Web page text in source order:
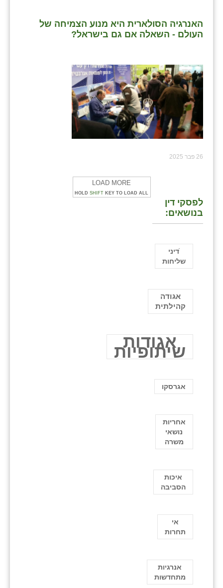
האנרגיה הסולארית היא מנוע הצמיחה של
העולם - השאלה אם גם בישראל?
26 פבר 2025
LOAD MORE
HOLD SHIFT KEY TO LOAD ALL
לפסקי דין
בנושאים:
ֿדיני
שליחות
אגודה
קהילתית
אגודות
שיתופיות
אגרסקו
אחריות
נושאי
משרה
איכות
הסביבה
אי
תחרות
אנרגיות
מתחדשות